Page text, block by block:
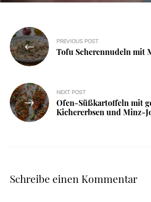
Beitragsnavigation
PREVIOUS POST
Tofu Scherennudeln mit
NEXT POST
Ofen-Süßkartoffeln mit
Kichererbsen und Minz-
Schreibe einen Kommentar